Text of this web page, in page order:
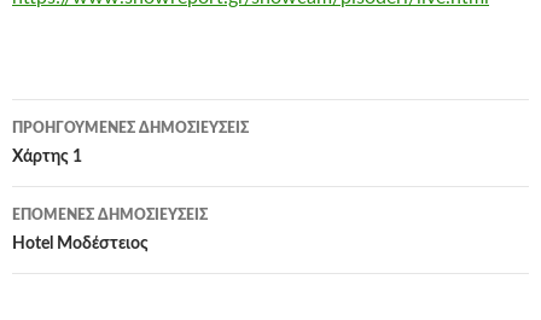
Πλοήγηση
άρθρων
ΠΡΟΗΓΟΎΜΕΝΕΣ ΔΗΜΟΣΙΕΎΣΕΙΣ
Χάρτης 1
ΕΠΌΜΕΝΕΣ ΔΗΜΟΣΙΕΎΣΕΙΣ
Hotel Μοδέστειος